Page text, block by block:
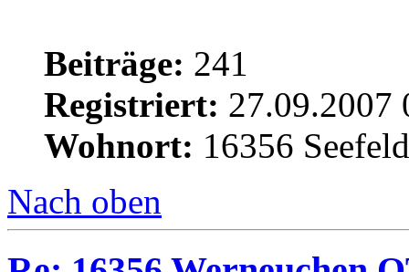
Beiträge: 241
Registriert: 27.09.2007
Wohnort: 16356 Seefeld
Nach oben